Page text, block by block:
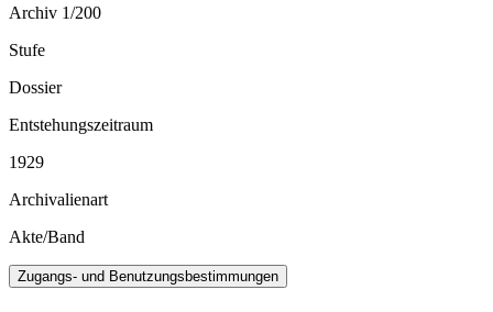
Archiv 1/200
Stufe
Dossier
Entstehungszeitraum
1929
Archivalienart
Akte/Band
Zugangs- und Benutzungsbestimmungen